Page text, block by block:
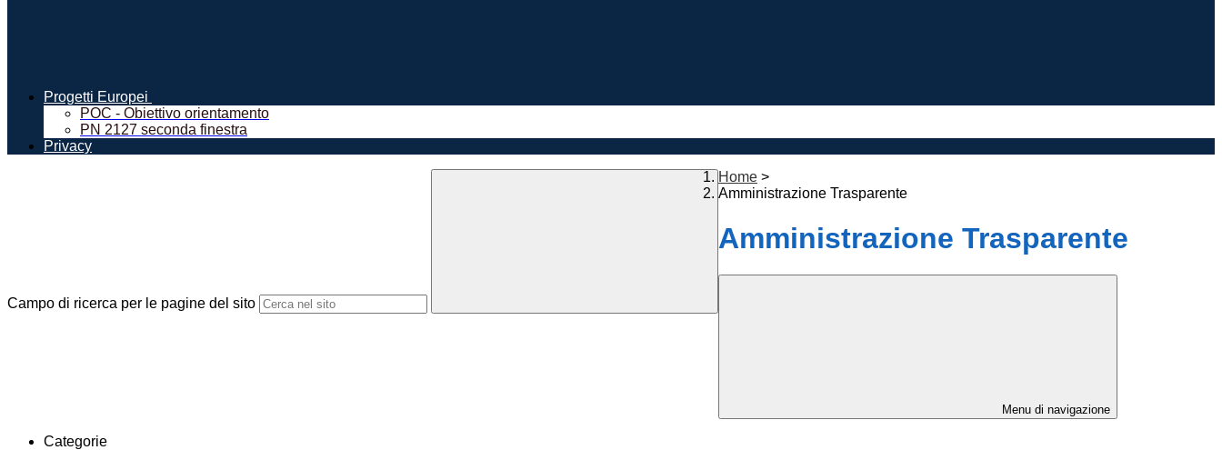
Progetti Europei
POC - Obiettivo orientamento
PN 2127 seconda finestra
Privacy
Campo di ricerca per le pagine del sito
Home >
Amministrazione Trasparente
Amministrazione Trasparente
Menu di navigazione
Categorie